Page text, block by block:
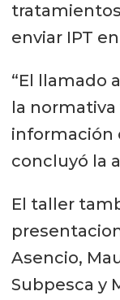
enviar IPT
“El llamado
la
información
concluyó la
El taller
Asencio,
Subpesca y